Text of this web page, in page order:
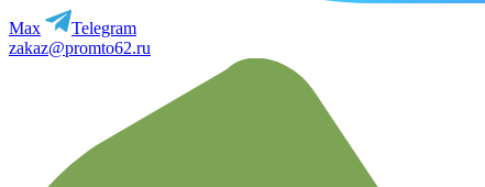
Max
Telegram
zakaz@promto62.ru